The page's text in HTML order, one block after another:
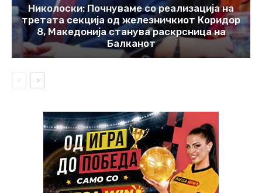
Николоски: Почнуваме со реализација на
третата секција од железничкиот Коридор
8, Македонија станува раскрсница на
Балканот